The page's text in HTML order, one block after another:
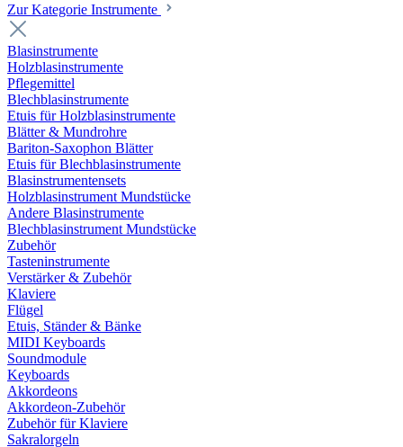
Zur Kategorie Instrumente
Blasinstrumente
Holzblasinstrumente
Pflegemittel
Blechblasinstrumente
Etuis für Holzblasinstrumente
Blätter & Mundrohre
Bariton-Saxophon Blätter
Etuis für Blechblasinstrumente
Blasinstrumentensets
Holzblasinstrument Mundstücke
Andere Blasinstrumente
Blechblasinstrument Mundstücke
Zubehör
Tasteninstrumente
Verstärker & Zubehör
Klaviere
Flügel
Etuis, Ständer & Bänke
MIDI Keyboards
Soundmodule
Keyboards
Akkordeons
Akkordeon-Zubehör
Zubehör für Klaviere
Sakralorgeln